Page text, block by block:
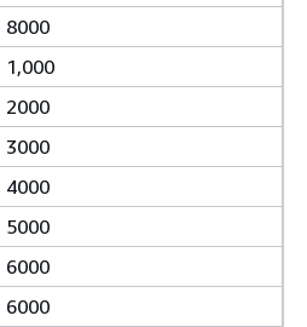
8000
1,000
2000
3000
4000
5000
6000
6000